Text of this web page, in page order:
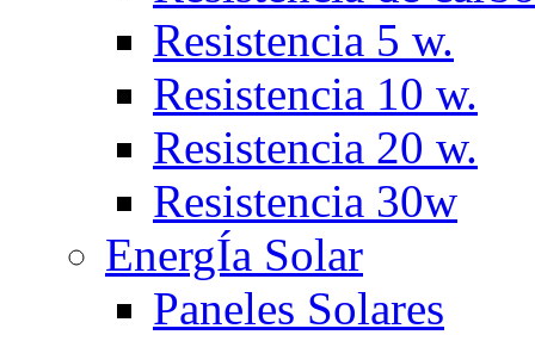
Resistencia 5 w.
Resistencia 10 w.
Resistencia 20 w.
Resistencia 30w
EnergÍa Solar
Paneles Solares